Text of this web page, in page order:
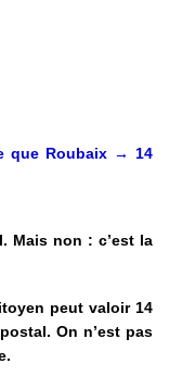
que Roubaix → 14
Mais non : c’est la
peut valoir 14
On n’est pas